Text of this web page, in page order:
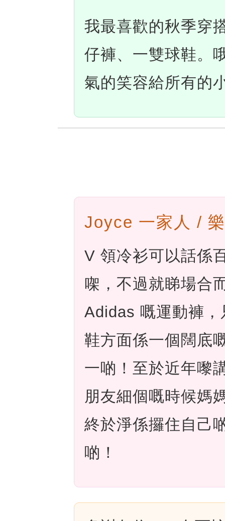
我最喜歡的秋季穿
仔褲、一雙球鞋。
氣的笑容給所有的
Joyce 一家人 /
V 領冷衫可以話係
㗎，不過就睇場合
Adidas 嘅運動褲
鞋方面係一個闊底
一啲！至於近年嚟
朋友細個嘅時候媽
終於淨係攞住自己
啲！